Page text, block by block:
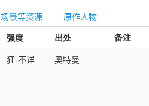
场景等资源
原作人物
强度 出处
备注
狂-不详 奥特曼